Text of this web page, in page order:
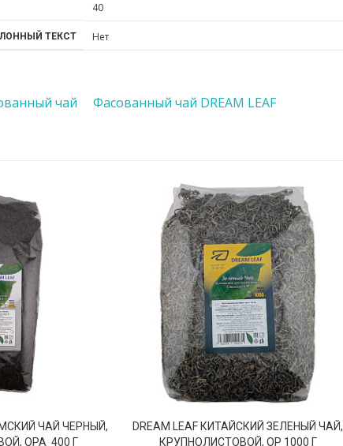
40
ТЕКСТ Нет
чай Фасованный чай DREAM LEAF
ЧАЙ ЧЕРНЫЙ,
OPA 400 Г
DREAM LEAF КИТАЙСКИЙ ЗЕЛЕНЫЙ ЧАЙ,
КРУПНОЛИСТОВОЙ, OP 1000 Г